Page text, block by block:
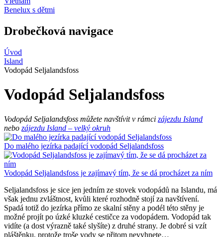
Benelux s dětmi
Drobečková navigace
Úvod
Island
Vodopád Seljalandsfoss
Vodopád Seljalandsfoss
Vodopád Seljalandsfoss můžete navštívit v rámci zájezdu Island
nebo zájezdu Island – velký okruh
Do malého jezírka padající vodopád Seljalandsfoss
Vodopád Seljalandsfoss je zajímavý tím, že se dá procházet za ním
Seljalandsfoss je sice jen jedním ze stovek vodopádů na Islandu, má
však jednu zvláštnost, kvůli které rozhodně stojí za navštívení.
Spadá totiž do jezírka přímo ze skalní stěny a podél této stěny je
možné projít po úzké kluzké cestičce za vodopádem. Vodopád tak
vidíte (a dost výrazně také slyšíte) z druhé strany. Je dobré si vzít
pláštěnku, protože troše vody se přitom nevyhnete…